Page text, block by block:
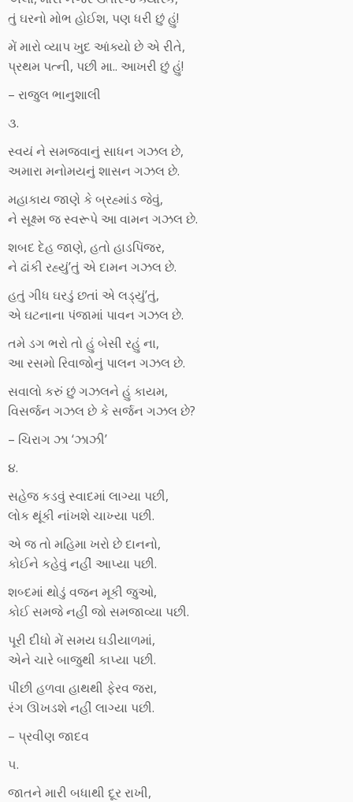
તું ઘરનો મોભ હોઈશ, પણ ધરી છું હું!
મેં મારો વ્યાપ ખુદ આંક્યો છે એ રીતે,
પ્રથમ પત્ની, પછી મા.. આખરી છું હું!
– રાજુલ ભાનુશાલી
૩.
સ્વયં ને સમજવાનું સાધન ગઝલ છે,
અમારા મનોમયનું શાસન ગઝલ છે.
મહાકાય જાણે કે બ્રહ્માંડ જેવું,
ને સૂક્ષ્મ જ સ્વરૂપે આ વામન ગઝલ છે.
શબદ દેહ જાણે, હતો હાડપિંજર,
ને ઢાંકી રહ્યું’તું એ દામન ગઝલ છે.
હતું ગીધ ઘરડું છતાં એ લડ્યું’તું,
એ ઘટનાના પંજામાં પાવન ગઝલ છે.
તમે ડગ ભરો તો હું બેસી રહું ના,
આ રસમો રિવાજોનું પાલન ગઝલ છે.
સવાલો કરું છું ગઝલને હું કાયમ,
વિસર્જન ગઝલ છે કે સર્જન ગઝલ છે?
– ચિરાગ ઝા ‘ઝાઝી’
૪.
સહેજ કડવું સ્વાદમાં લાગ્યા પછી,
લોક થૂંકી નાંખશે ચાખ્યા પછી.
એ જ તો મહિમા ખરો છે દાનનો,
કોઈને કહેવું નહીં આપ્યા પછી.
શબ્દમાં થોડું વજન મૂકી જુઓ,
કોઈ સમજે નહીં જો સમજાવ્યા પછી.
પૂરી દીધો મેં સમય ઘડીયાળમાં,
એને ચારે બાજુથી કાપ્યા પછી.
પીંછી હળવા હાથથી ફેરવ જરા,
રંગ ઊખડશે નહીં લાગ્યા પછી.
– પ્રવીણ જાદવ
૫.
જાતને મારી બધાથી દૂર રાખી,